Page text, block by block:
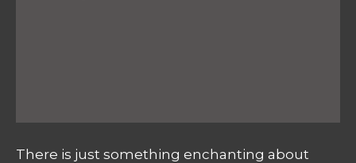
There is just something enchanting about